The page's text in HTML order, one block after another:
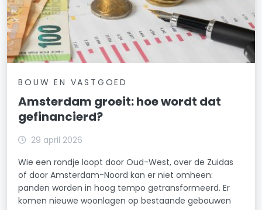
BOUW EN VASTGOED
Amsterdam groeit: hoe wordt dat
gefinancierd?
29 april 2026
Wie een rondje loopt door Oud-West, over de Zuidas
of door Amsterdam-Noord kan er niet omheen:
panden worden in hoog tempo getransformeerd. Er
komen nieuwe woonlagen op bestaande gebouwen